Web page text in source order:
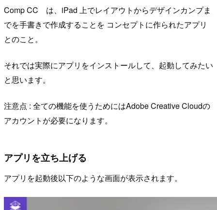
Comp CC は、iPad 上でレイアウトからデザインカンプま
でを手書きで作成することを コンセプトに作られたアプリ
とのこと。
それでは実際にアプリをインストールして、起動してみたい
と思います。
注意点 : 全ての機能を使うためにはAdobe Creative Cloudの
アカウントが必要になります。
アプリを立ち上げる
アプリを起動後以下のような画面が表示されます。